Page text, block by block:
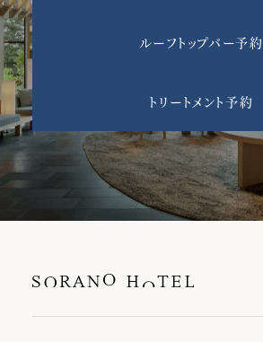
ルーフトップバー予約
トリートメント予約